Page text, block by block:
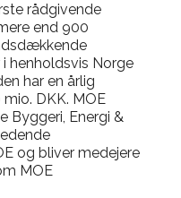
rådgivende
end 900
henholdsvis Norge
har en årlig
DKK. MOE
Byggeri, Energi &
og bliver medejere
MOE